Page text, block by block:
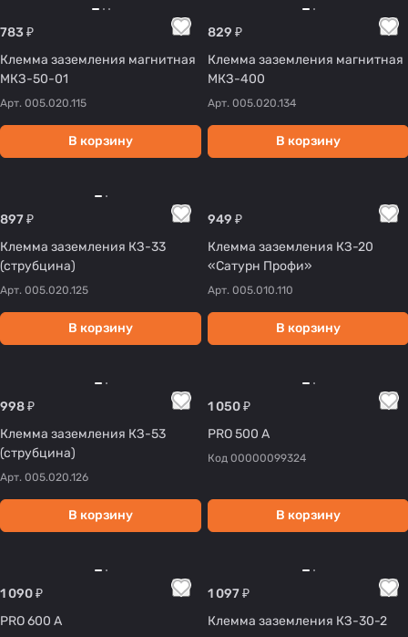
783 ₽
Клемма заземления магнитная
МКЗ-50-01
Арт. 005.020.115
В корзину
829 ₽
Клемма заземления магнитная
МКЗ-400
Арт. 005.020.134
В корзину
897 ₽
Клемма заземления КЗ-33
(струбцина)
Арт. 005.020.125
В корзину
949 ₽
Клемма заземления КЗ-20
«Сатурн Профи»
Арт. 005.010.110
В корзину
998 ₽
Клемма заземления КЗ-53
(струбцина)
Арт. 005.020.126
В корзину
1 050 ₽
PRO 500 А
Код 00000099324
В корзину
1 090 ₽
PRO 600 А
1 097 ₽
Клемма заземления КЗ-30-2